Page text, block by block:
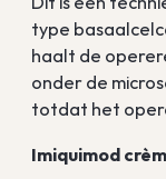
type
haalt de
onder de
totdat het
Imiquimod